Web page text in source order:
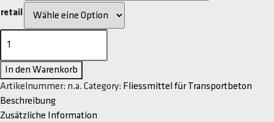
retail
ViscoCrete®-3088
S
Menge
In den Warenkorb
Artikelnummer: n.a. Category: Fliessmittel für Transportbeton
Beschreibung
Zusätzliche Information